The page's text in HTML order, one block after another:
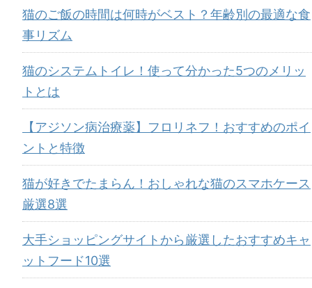
猫のご飯の時間は何時がベスト？年齢別の最適な食
事リズム
猫のシステムトイレ！使って分かった5つのメリッ
トとは
【アジソン病治療薬】フロリネフ！おすすめのポイ
ントと特徴
猫が好きでたまらん！おしゃれな猫のスマホケース
厳選8選
大手ショッピングサイトから厳選したおすすめキャ
ットフード10選